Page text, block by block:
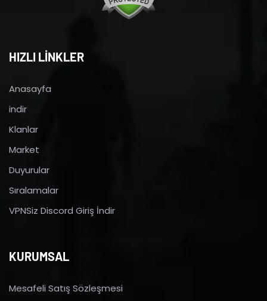
HIZLI LİNKLER
Anasayfa
indir
Klanlar
Market
Duyurular
Sıralamalar
VPNSiz Discord Giriş İndir
KURUMSAL
Mesafeli Satış Sözleşmesi